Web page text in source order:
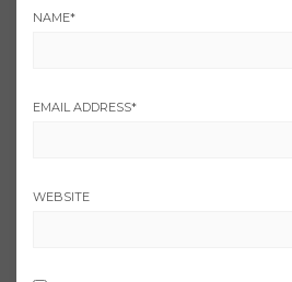
NAME*
EMAIL ADDRESS*
WEBSITE